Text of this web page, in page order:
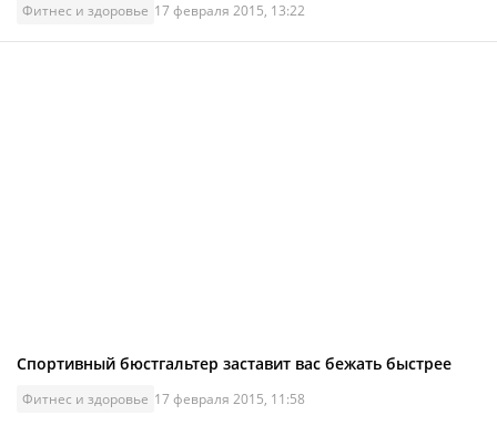
Фитнес и здоровье 17 февраля 2015, 13:22
Спортивный бюстгальтер заставит вас бежать быстрее
Фитнес и здоровье 17 февраля 2015, 11:58